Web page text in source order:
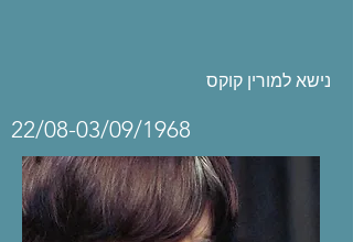
נישא למורין קוקס
22/08-03/09/1968